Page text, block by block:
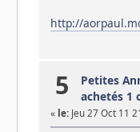
http://
5 Petites
achetés 1
« le:Jeu 27 Oct 11